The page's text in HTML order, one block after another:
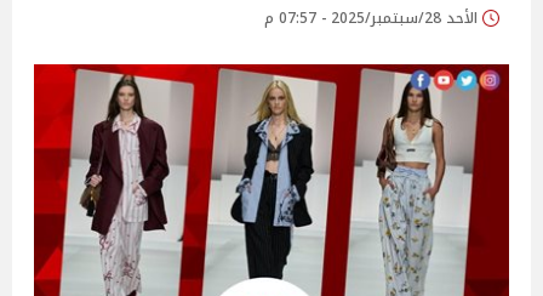
الأحد 28/سبتمبر/2025 - 07:57 م